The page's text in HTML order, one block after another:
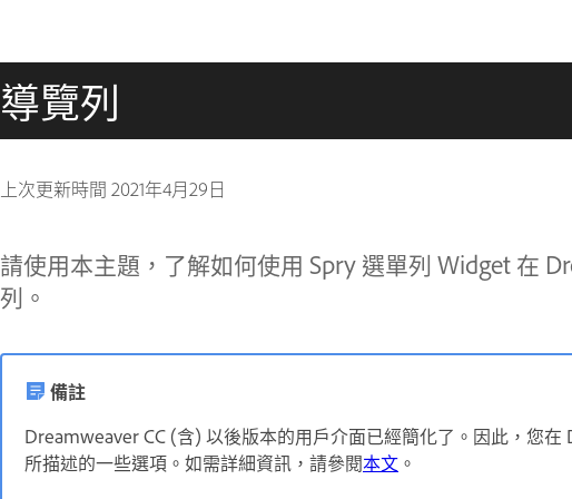
導覽列
上次更新時間 2021年4月29日
請使用本主題，了解如何使用 Spry 選單列 Widget 在
列。
備註
Dreamweaver CC (含) 以後版本的用戶介面已經簡化了。因此，您
所描述的一些選項。如需詳細資訊，請參閱本文 。